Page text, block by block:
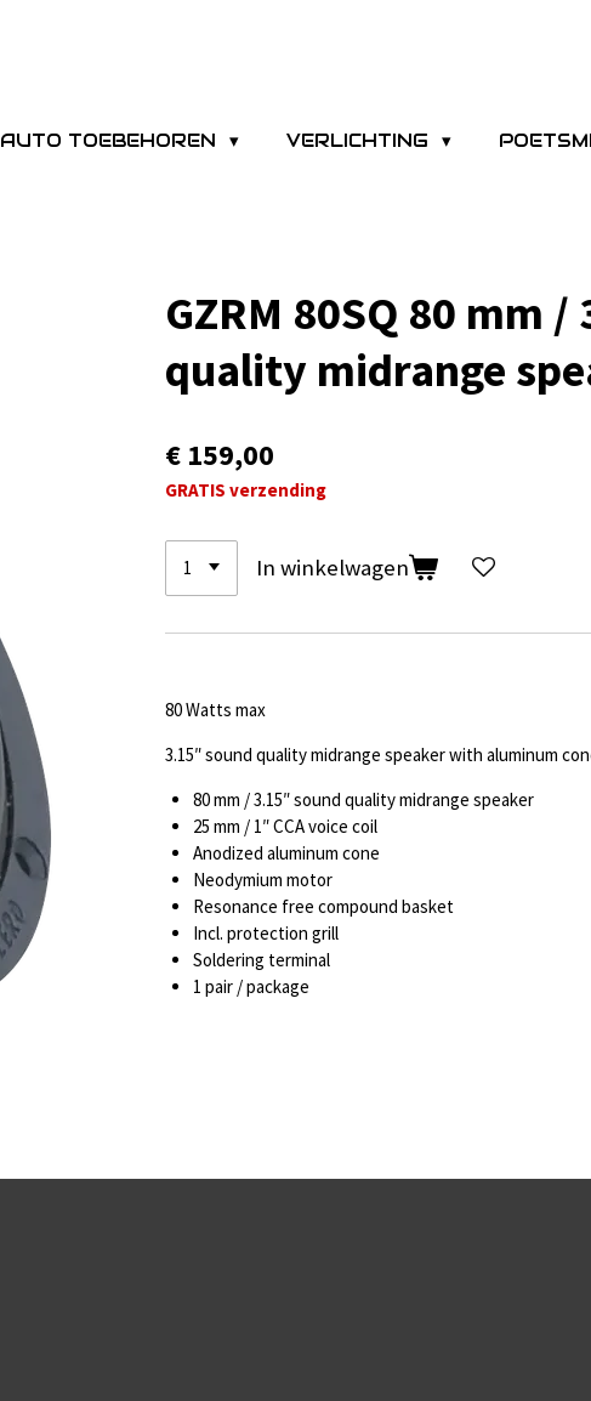
AUTO TOEBEHOREN VERLICHTING
GZRM 80SQ 80 mm /
quality midrange
€ 159,00
GRATIS verzending
In winkelwagen
80 Watts max
3.15″ sound quality midrange speaker with aluminum
80 mm / 3.15″ sound quality midrange speaker
25 mm / 1″ CCA voice coil
Anodized aluminum cone
Neodymium motor
Resonance free compound basket
Incl. protection grill
Soldering terminal
1 pair / package